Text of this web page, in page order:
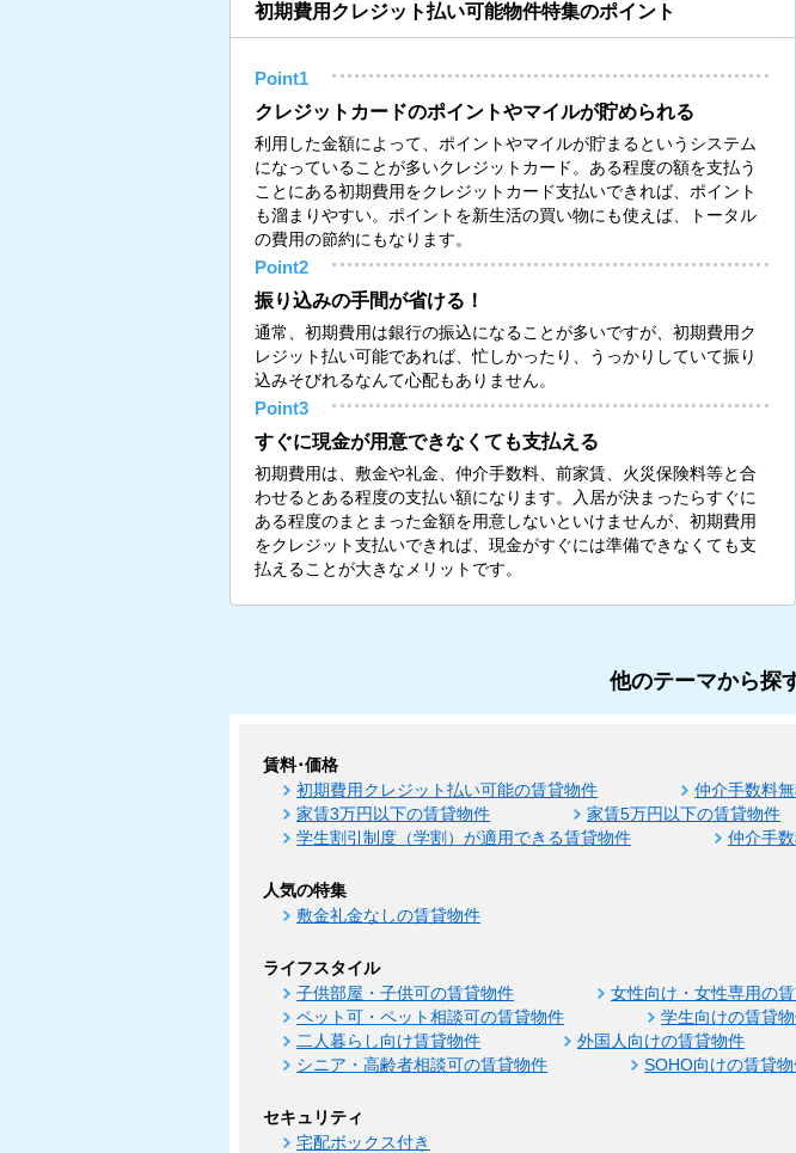
初期費用クレジット払い可能物件特集のポイント
Point1
クレジットカードのポイントやマイルが貯められる
利用した金額によって、ポイントやマイルが貯まるというシステム
になっていることが多いクレジットカード。ある程度の額を支払う
ことにある初期費用をクレジットカード支払いできれば、ポイント
も溜まりやすい。ポイントを新生活の買い物にも使えば、トータル
の費用の節約にもなります。
Point2
振り込みの手間が省ける！
通常、初期費用は銀行の振込になることが多いですが、初期費用ク
レジット払い可能であれば、忙しかったり、うっかりしていて振り
込みそびれるなんて心配もありません。
Point3
すぐに現金が用意できなくても支払える
初期費用は、敷金や礼金、仲介手数料、前家賃、火災保険料等と合
わせるとある程度の支払い額になります。入居が決まったらすぐに
ある程度のまとまった金額を用意しないといけませんが、初期費用
をクレジット支払いできれば、現金がすぐには準備できなくても支
払えることが大きなメリットです。
他のテーマから探
賃料･価格
初期費用クレジット払い可能の賃貸物件 仲介手数料
家賃3万円以下の賃貸物件
家賃5万円以下の賃貸物件
学生割引制度（学割）が適用できる賃貸物件
仲介手
人気の特集
敷金礼金なしの賃貸物件
ライフスタイル
子供部屋・子供可の賃貸物件 女性向け・女性専用の
ペット可・ペット相談可の賃貸物件
学生向けの賃貸
二人暮らし向け賃貸物件
外国人向けの賃貸物件
シニア・高齢者相談可の賃貸物件
SOHO向けの賃貸
セキュリティ
宅配ボックス付き